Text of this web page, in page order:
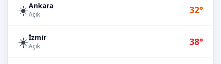
☀️Ankara
Açık 32°
☀️İzmir
Açık 38°